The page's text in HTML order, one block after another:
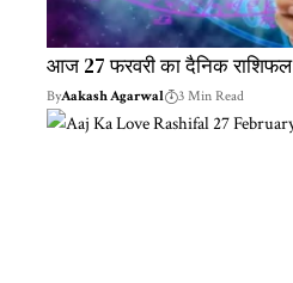
आज 27 फरवरी का दैनिक राशिफल
ByAakash Agarwal 3 Min Read